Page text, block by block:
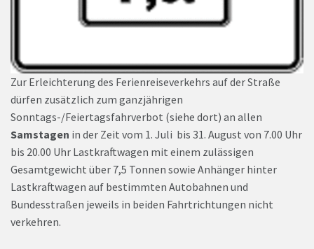
Zur Erleichterung des Ferienreiseverkehrs auf der Straße
dürfen zusätzlich zum ganzjährigen
Sonntags-/Feiertagsfahrverbot (siehe dort) an allen
Samstagen in der Zeit vom 1. Juli bis 31. August von 7.00 Uhr
bis 20.00 Uhr Lastkraftwagen mit einem zulässigen
Gesamtgewicht über 7,5 Tonnen sowie Anhänger hinter
Lastkraftwagen auf bestimmten Autobahnen und
Bundesstraßen jeweils in beiden Fahrtrichtungen nicht
verkehren.